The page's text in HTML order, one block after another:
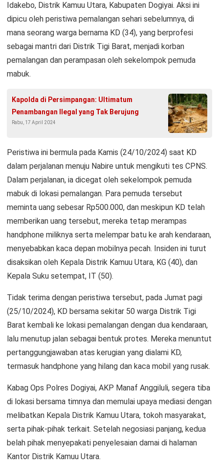
Idakebo, Distrik Kamuu Utara, Kabupaten Dogiyai. Aksi ini
dipicu oleh peristiwa pemalangan sehari sebelumnya, di
mana seorang warga bernama KD (34), yang berprofesi
sebagai mantri dari Distrik Tigi Barat, menjadi korban
pemalangan dan perampasan oleh sekelompok pemuda
mabuk.
Kapolda di Persimpangan: Ultimatum
Penambangan Ilegal yang Tak Berujung
Rabu, 17 April 2024
Peristiwa ini bermula pada Kamis (24/10/2024) saat KD
dalam perjalanan menuju Nabire untuk mengikuti tes CPNS.
Dalam perjalanan, ia dicegat oleh sekelompok pemuda
mabuk di lokasi pemalangan. Para pemuda tersebut
meminta uang sebesar Rp500.000, dan meskipun KD telah
memberikan uang tersebut, mereka tetap merampas
handphone miliknya serta melempar batu ke arah kendaraan,
menyebabkan kaca depan mobilnya pecah. Insiden ini turut
disaksikan oleh Kepala Distrik Kamuu Utara, KG (40), dan
Kepala Suku setempat, IT (50).
Tidak terima dengan peristiwa tersebut, pada Jumat pagi
(25/10/2024), KD bersama sekitar 50 warga Distrik Tigi
Barat kembali ke lokasi pemalangan dengan dua kendaraan,
lalu menutup jalan sebagai bentuk protes. Mereka menuntut
pertanggungjawaban atas kerugian yang dialami KD,
termasuk handphone yang hilang dan kaca mobil yang rusak.
Kabag Ops Polres Dogiyai, AKP Manaf Anggiluli, segera tiba
di lokasi bersama timnya dan memulai upaya mediasi dengan
melibatkan Kepala Distrik Kamuu Utara, tokoh masyarakat,
serta pihak-pihak terkait. Setelah negosiasi panjang, kedua
belah pihak menyepakati penyelesaian damai di halaman
Kantor Distrik Kamuu Utara.